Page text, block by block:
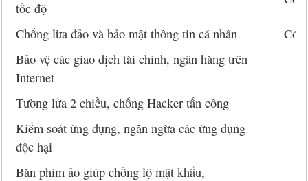
tốc độ
Chống lừa đảo và bảo mật thông tin cá nhân
Có
Bảo vệ các giao dịch tài chính, ngân hàng trên
Internet
Tường lửa 2 chiều, chống Hacker tấn công
Kiểm soát ứng dụng, ngăn ngừa các ứng dụng
độc hại
Bàn phím ảo giúp chống lộ mật khẩu,